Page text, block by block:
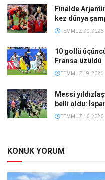
Finalde
kez dünya
TEMMUZ 20, 2026
10 gollü
Fransa üzüldü
TEMMUZ 19, 2026
Messi
belli oldu:
TEMMUZ 16, 2026
KONUK YORUM